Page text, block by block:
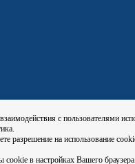
с пользователями
разрешение на использование
в настройках Вашего